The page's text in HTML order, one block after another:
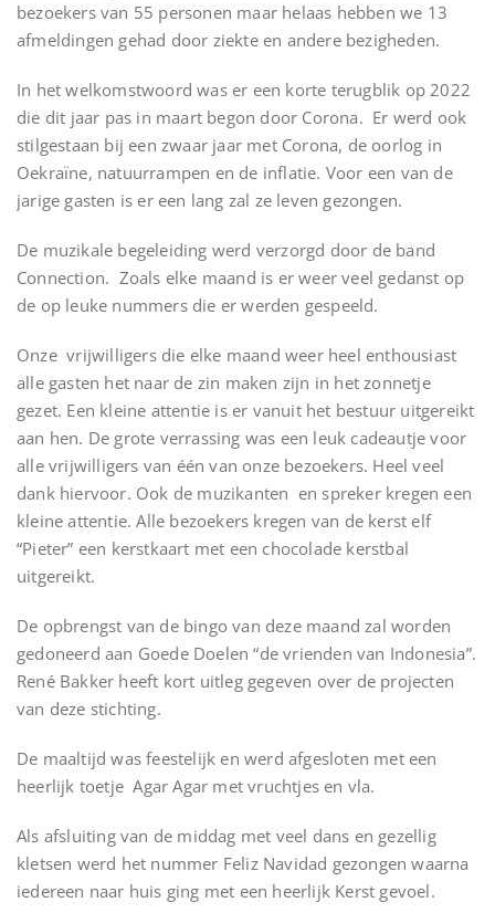
bezoekers van 55 personen maar helaas hebben we 13
afmeldingen gehad door ziekte en andere bezigheden.
In het welkomstwoord was er een korte terugblik op 2022
die dit jaar pas in maart begon door Corona. Er werd ook
stilgestaan bij een zwaar jaar met Corona, de oorlog in
Oekraïne, natuurrampen en de inflatie. Voor een van de
jarige gasten is er een lang zal ze leven gezongen.
De muzikale begeleiding werd verzorgd door de band
Connection. Zoals elke maand is er weer veel gedanst op
de op leuke nummers die er werden gespeeld.
Onze vrijwilligers die elke maand weer heel enthousiast
alle gasten het naar de zin maken zijn in het zonnetje
gezet. Een kleine attentie is er vanuit het bestuur uitgereikt
aan hen. De grote verrassing was een leuk cadeautje voor
alle vrijwilligers van één van onze bezoekers. Heel veel
dank hiervoor. Ook de muzikanten en spreker kregen een
kleine attentie. Alle bezoekers kregen van de kerst elf
“Pieter” een kerstkaart met een chocolade kerstbal
uitgereikt.
De opbrengst van de bingo van deze maand zal worden
gedoneerd aan Goede Doelen “de vrienden van Indonesia”.
René Bakker heeft kort uitleg gegeven over de projecten
van deze stichting.
De maaltijd was feestelijk en werd afgesloten met een
heerlijk toetje Agar Agar met vruchtjes en vla.
Als afsluiting van de middag met veel dans en gezellig
kletsen werd het nummer Feliz Navidad gezongen waarna
iedereen naar huis ging met een heerlijk Kerst gevoel.